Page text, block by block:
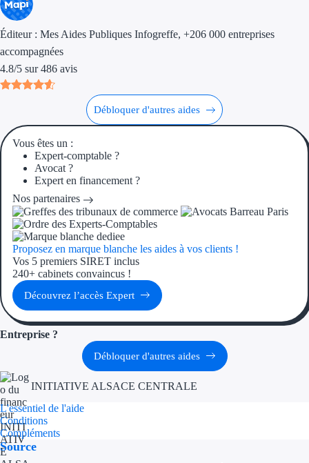
Ressources
Nos guides
Éditeur : Mes Aides Publiques Infogreffe, +206 000 entreprises
accompagnées
4.8/5 sur 486 avis
Débloquer d'autres aides
Vous êtes un :
Expert-comptable ?
Avocat ?
Expert en financement ?
Nos partenaires
Proposez en marque blanche les aides à vos clients !
Vos 5 premiers SIRET inclus
240+ cabinets convaincus !
Découvrez l’accès Expert
Entreprise ?
Débloquer d'autres aides
INITIATIVE ALSACE CENTRALE
L'essentiel de l'aide
Conditions
Compléments
Source